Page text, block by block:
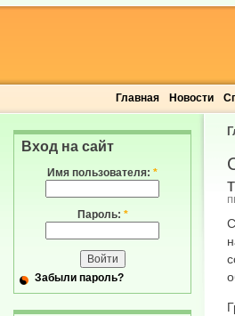
Главная Новости
Вход на сайт
Имя пользователя: *
Пароль: *
Забыли пароль?